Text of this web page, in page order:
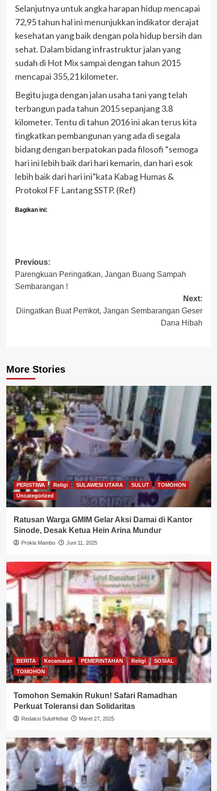
Selanjutnya untuk angka harapan hidup mencapai
72,95 tahun hal ini menunjukkan indikator derajat
kesehatan yang baik dengan pola hidup bersih dan
sehat. Dalam bidang infrastruktur jalan yang
sudah di Hot Mix sampai dengan tahun 2015
mencapai 355,21 kilometer.
Begitu juga dengan jalan usaha tani yang telah
terbangun pada tahun 2015 sepanjang 3.8
kilometer. Tentu di tahun 2016 ini akan terus kita
tingkatkan pembangunan yang ada di segala
bidang dengan berpatokan pada filosofi “semoga
hari ini lebih baik dari hari kemarin, dan hari esok
lebih baik dari hari ini”kata Kabag Humas &
Protokol FF Lantang SSTP. (Ref)
Bagikan ini:
Post
navigation
Previous:
Parengkuan Peringatkan, Jangan Buang Sampah
Sembarangan !
Next:
Diingatkan Buat Pemkot, Jangan Sembarangan Geser
Dana Hibah
More Stories
PERISTIWA Religi SULAWESI UTARA SULUT
TOMOHON
Uncategorized
Ratusan Warga GMIM Gelar Aksi Damai di Kantor
Sinode, Desak Ketua Hein Arina Mundur
Prokla Mambo Juni 11, 2025
BERITA Kecamatan PEMERINTAHAN Religi
SOSIAL
TOMOHON
Tomohon Semakin Rukun! Safari Ramadhan
Perkuat Toleransi dan Solidaritas
Redaksi SulutHebat Maret 27, 2025